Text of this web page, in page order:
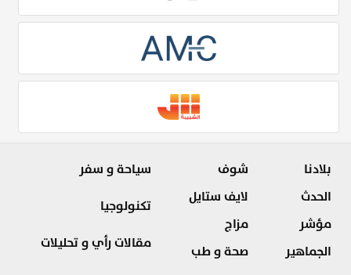
بلادنا
الحدث
مؤشر
الجماهير
شوف
لايف ستايل
مزاج
صحة و طب
سياحة و سفر
تكنولوجيا
مقالات رأي و تحليلات